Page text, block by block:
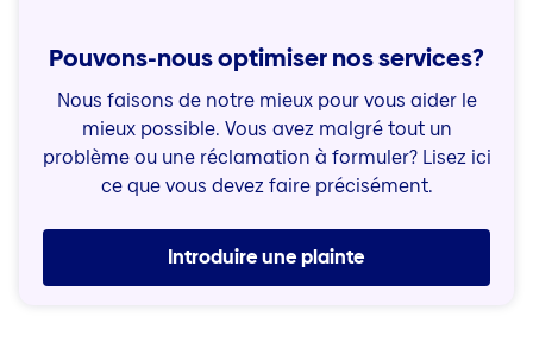
Pouvons-nous optimiser nos services?
Nous faisons de notre mieux pour vous aider le
mieux possible. Vous avez malgré tout un
problème ou une réclamation à formuler? Lisez ici
ce que vous devez faire précisément.
Introduire une plainte